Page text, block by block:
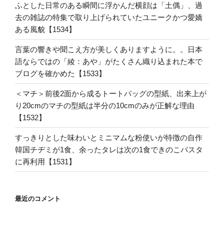
ふとした日常のある瞬間に浮かんだ横顔は「土偶」、過
去の雑誌の特集で取り上げられていたユニークかつ愛嬌
ある風貌【1534】
言葉の響きや聞こえ方が美しくありますように。。日本
語ならではの「綾：あや」がたくさん織り込まれた本で
ブログを確かめた【1533】
＜マチ＞前後2面から成るトートバッグの型紙、出来上が
り20cmのマチの型紙は半分の10cmのみが正解な理由
【1532】
すっきりとした味わいとミニマムな粉使いが特徴の自作
韓国チヂミが1食、余ったタレは次の1食できのこパスタ
に再利用【1531】
最近のコメント